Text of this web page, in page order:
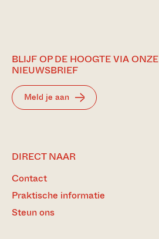
BLIJF OP DE HOOGTE VIA ONZE
NIEUWSBRIEF
Meld je aan
DIRECT NAAR
Contact
Praktische informatie
Steun ons